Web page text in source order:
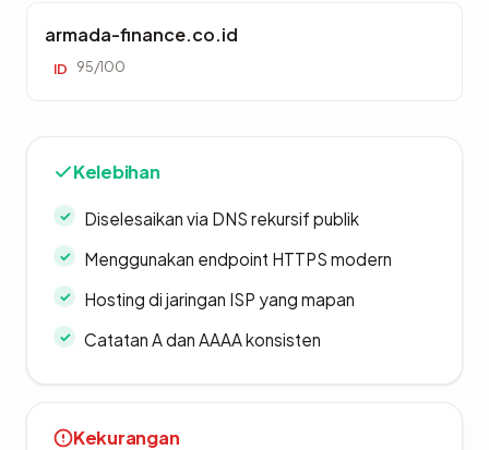
armada-finance.co.id
ID 95/100
Kelebihan
Diselesaikan via DNS rekursif publik
Menggunakan endpoint HTTPS modern
Hosting di jaringan ISP yang mapan
Catatan A dan AAAA konsisten
Kekurangan